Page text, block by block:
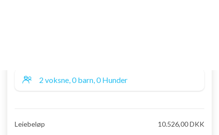
Leiebeløp 10.526,00 DKK